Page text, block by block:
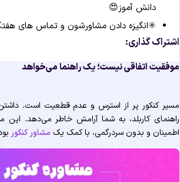
دانش آموز😍
✳️انگیزه دادن مشاورشون و تماس های
گذاری:
اتفاقی نیست؛ یک راهنما می‌خواهد
کنکور پر از استرس و عدم قطعیت است.
کاربلد، به شما آرامش خاطر می‌دهد. این
و بدون سردرگمی، با کمک یک مشاور کنکور